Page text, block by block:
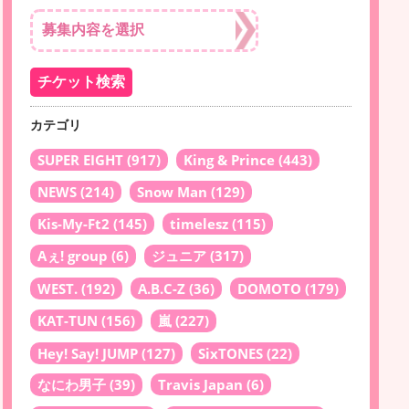
カテゴリ
SUPER EIGHT (917) King & Prince (443)
NEWS (214) Snow Man (129)
Kis-My-Ft2 (145) timelesz (115)
Aぇ! group (6) ジュニア (317)
WEST. (192) A.B.C-Z (36) DOMOTO (179)
KAT-TUN (156) 嵐 (227)
Hey! Say! JUMP (127) SixTONES (22)
なにわ男子 (39) Travis Japan (6)